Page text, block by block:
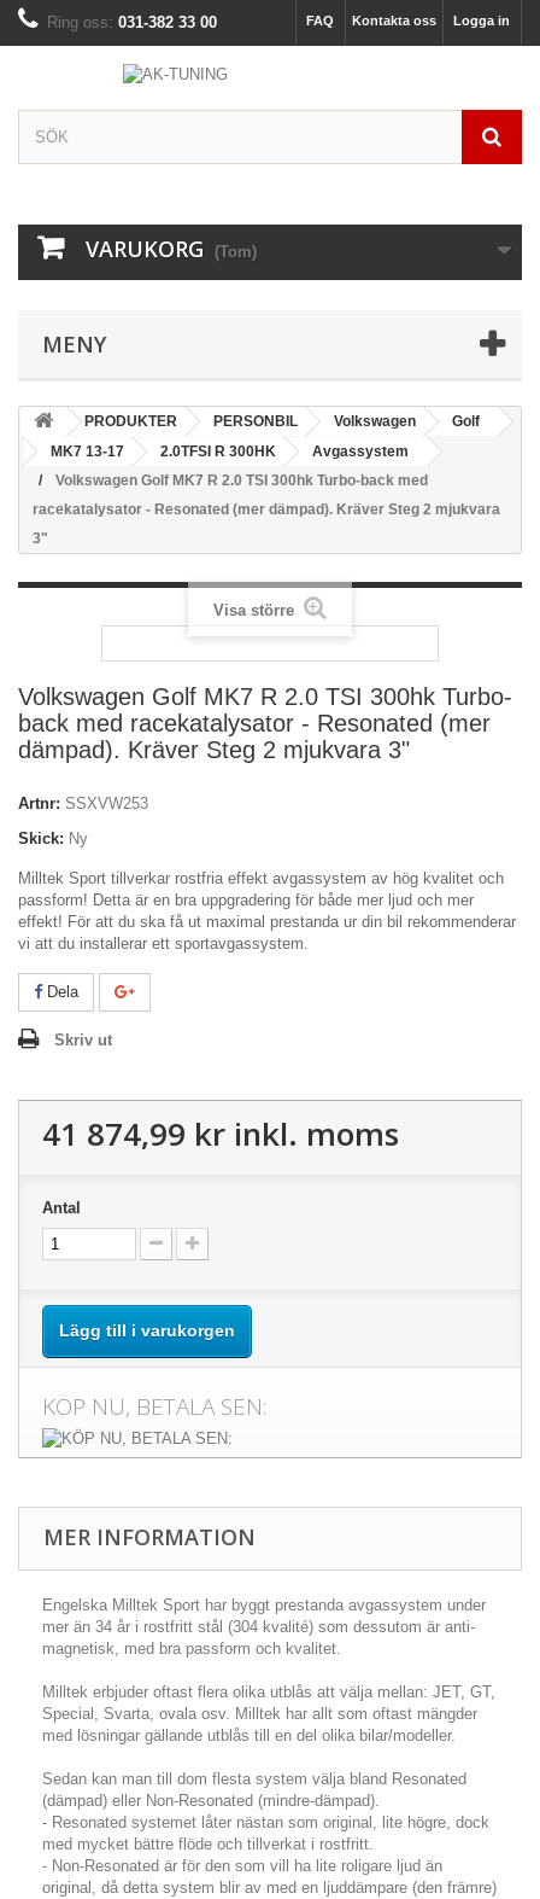
Logga in
Kontakta oss
FAQ
Ring oss: 031-382 33 00
VARUKORG (Tom)
MENY
PRODUKTER PERSONBIL Volkswagen
Golf
MK7 13-17
2.0TFSI R 300HK
Avgassystem
Volkswagen Golf MK7 R 2.0 TSI 300hk Turbo-back med
racekatalysator - Resonated (mer dämpad). Kräver Steg 2 mjukvara
3"
Visa större
Volkswagen Golf MK7 R 2.0 TSI 300hk Turbo-
back med racekatalysator - Resonated (mer
dämpad). Kräver Steg 2 mjukvara 3"
Artnr: SSXVW253
Skick: Ny
Milltek Sport tillverkar rostfria effekt avgassystem av hög kvalitet och
passform! Detta är en bra uppgradering för både mer ljud och mer
effekt! För att du ska få ut maximal prestanda ur din bil rekommenderar
vi att du installerar ett sportavgassystem.
Dela
Skriv ut
41 874,99 kr inkl. moms
Antal
Lägg till i varukorgen
KÖP NU, BETALA SEN:
MER INFORMATION
Engelska Milltek Sport har byggt prestanda avgassystem under
mer än 34 år i rostfritt stål (304 kvalité) som dessutom är anti-
magnetisk, med bra passform och kvalitet.
Milltek erbjuder oftast flera olika utblås att välja mellan: JET, GT,
Special, Svarta, ovala osv. Milltek har allt som oftast mängder
med lösningar gällande utblås till en del olika bilar/modeller.
Sedan kan man till dom flesta system välja bland Resonated
(dämpad) eller Non-Resonated (mindre-dämpad).
- Resonated systemet låter nästan som original, lite högre, dock
med mycket bättre flöde och tillverkat i rostfritt.
- Non-Resonated är för den som vill ha lite roligare ljud än
original, då detta system blir av med en ljuddämpare (den främre)